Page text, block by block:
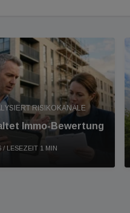
RISIKOKANÄLE
Immo-Bewertung
/ LESEZEIT 1 MIN